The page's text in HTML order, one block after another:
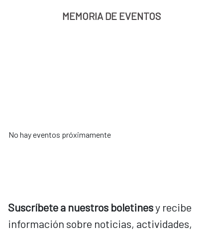
MEMORIA DE EVENTOS
No hay eventos próximamente
Suscríbete a nuestros boletinesy recibe
información sobre noticias, actividades,